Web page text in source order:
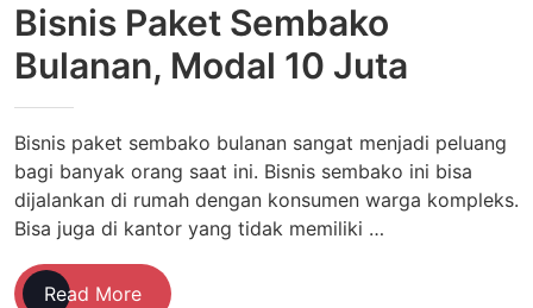
Bisnis Paket Sembako
Bulanan, Modal 10 Juta
Bisnis paket sembako bulanan sangat menjadi peluang
bagi banyak orang saat ini. Bisnis sembako ini bisa
dijalankan di rumah dengan konsumen warga kompleks.
Bisa juga di kantor yang tidak memiliki …
Read MoreBisnis